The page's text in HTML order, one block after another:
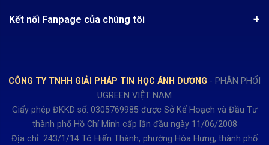
Review sản phẩm
Chính sách Hủy, Đổi, Trả hàng
Hướng dẫn đăng ký tài khoản
Điện thoai: (028)73023188
Thời gian làm việc từ Thứ 2- Thứ 7
Buổi chiều từ 13h15 đến 17h30
Thứ 7 làm đến 15h30 chiều.
Kết nối Fanpage của chúng tôi
CÔNG TY TNHH GIẢI PHÁP TIN HỌC ÁNH DƯƠNG - PHÂN PHỐI
UGREEN VIỆT NAM
Giấy phép ĐKKD số: 0305769985 được Sở Kế Hoạch và Đầu Tư
thành phố Hồ Chí Minh cấp lần đầu ngày 11/06/2008
Địa chỉ: 243/1/14 Tô Hiến Thành, phường Hòa Hưng, thành phố